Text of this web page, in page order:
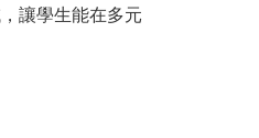
讓學生能在多元